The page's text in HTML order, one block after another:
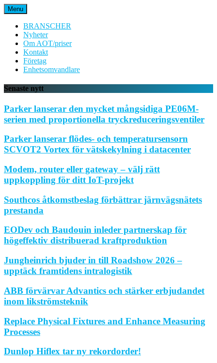
Hoppa
till
innehåll
Menu
BRANSCHER
Nyheter
Om AOT/priser
Kontakt
Företag
Enhetsomvandlare
Senaste nytt
Parker lanserar den mycket mångsidiga PE06M-
serien med proportionella tryckreduceringsventiler
Parker lanserar flödes- och temperatursensorn
SCVOT2 Vortex för vätskekylning i datacenter
Modem, router eller gateway – välj rätt
uppkoppling för ditt IoT-projekt
Southcos åtkomstbeslag förbättrar järnvägsnätets
prestanda
EODev och Baudouin inleder partnerskap för
högeffektiv distribuerad kraftproduktion
Jungheinrich bjuder in till Roadshow 2026 –
upptäck framtidens intralogistik
ABB förvärvar Advantics och stärker erbjudandet
inom likströmsteknik
Replace Physical Fixtures and Enhance Measuring
Processes
Dunlop Hiflex tar ny rekordorder!